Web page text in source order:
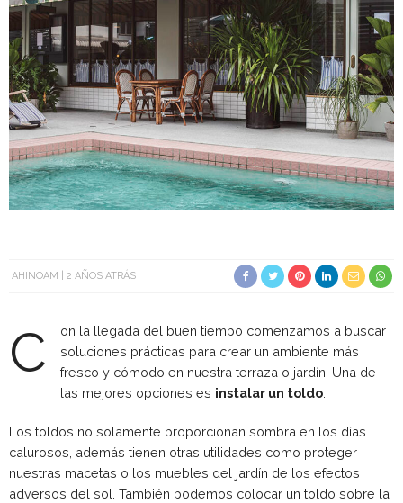
AHINOAM 2 AÑOS ATRÁS
C
on la llegada del buen tiempo comenzamos a buscar
soluciones prácticas para crear un ambiente más
fresco y cómodo en nuestra terraza o jardín. Una de
las mejores opciones es instalar un toldo
Los toldos no solamente proporcionan sombra en los días
calurosos, además tienen otras utilidades como proteger
nuestras macetas o los muebles del jardín de los efectos
adversos del sol. También podemos colocar un toldo sobre la